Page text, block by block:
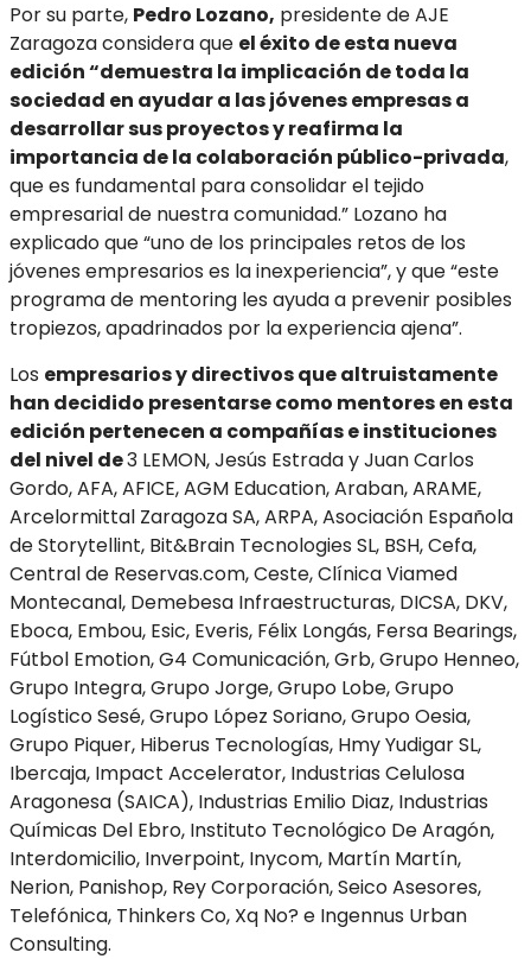
Por su parte, Pedro Lozano, presidente de AJE
Zaragoza considera que el éxito de esta nueva
edición “demuestra la implicación de toda la
sociedad en ayudar a las jóvenes empresas a
desarrollar sus proyectos y reafirma la
importancia de la colaboración público-privada,
que es fundamental para consolidar el tejido
empresarial de nuestra comunidad.” Lozano ha
explicado que “uno de los principales retos de los
jóvenes empresarios es la inexperiencia”, y que “este
programa de mentoring les ayuda a prevenir posibles
tropiezos, apadrinados por la experiencia ajena”.
Los empresarios y directivos que altruistamente
han decidido presentarse como mentores en esta
edición pertenecen a compañías e instituciones
del nivel de3 LEMON, Jesús Estrada y Juan Carlos
Gordo, AFA, AFICE, AGM Education, Araban, ARAME,
Arcelormittal Zaragoza SA, ARPA, Asociación Española
de Storytellint, Bit&Brain Tecnologies SL, BSH, Cefa,
Central de Reservas.com, Ceste, Clínica Viamed
Montecanal, Demebesa Infraestructuras, DICSA, DKV,
Eboca, Embou, Esic, Everis, Félix Longás, Fersa Bearings,
Fútbol Emotion, G4 Comunicación, Grb, Grupo Henneo,
Grupo Integra, Grupo Jorge, Grupo Lobe, Grupo
Logístico Sesé, Grupo López Soriano, Grupo Oesia,
Grupo Piquer, Hiberus Tecnologías, Hmy Yudigar SL,
Ibercaja, Impact Accelerator, Industrias Celulosa
Aragonesa (SAICA), Industrias Emilio Diaz, Industrias
Químicas Del Ebro, Instituto Tecnológico De Aragón,
Interdomicilio, Inverpoint, Inycom, Martín Martín,
Nerion, Panishop, Rey Corporación, Seico Asesores,
Telefónica, Thinkers Co, Xq No? e Ingennus Urban
Consulting.